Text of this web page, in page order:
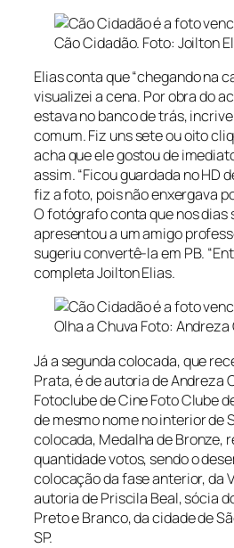
Cão Cidadão. Foto: Joilton
Elias conta que “chegando na
visualizei a cena. Por obra do
estava no banco de trás,
comum. Fiz uns sete ou oito
acha que ele gostou de
assim. “Ficou guardada no HD
fiz a foto, pois não enxergava
O fotógrafo conta que nos dias
apresentou a um amigo
sugeriu convertê-la em PB.
completa Joilton Elias.
Olha a Chuva Foto: Andreza
Já a segunda colocada, que
Prata, é de autoria de Andreza
Fotoclube de Cine Foto Clube
de mesmo nome no interior de
colocada, Medalha de Bronze,
quantidade votos, sendo o
colocação da fase anterior, da
autoria de Priscila Beal, sócia
Preto e Branco, da cidade de
SP.